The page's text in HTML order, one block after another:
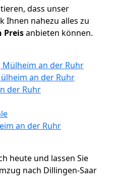
dass unser
Ihnen nahezu alles zu
Preisanbieten können.
an der Ruhr
an der Ruhr
der Ruhr
an der Ruhr
heute und lassen Sie
nach Dillingen-Saar